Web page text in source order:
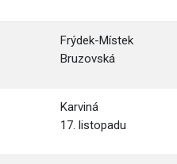
Frýdek-Místek
Bruzovská
Karviná
17. listopadu